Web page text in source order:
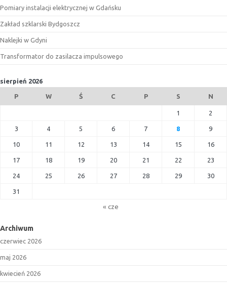
Pomiary instalacji elektrycznej w Gdańsku
Zakład szklarski Bydgoszcz
Naklejki w Gdyni
Transformator do zasilacza impulsowego
sierpień 2026
P W Ś C P S N
1 2
3 4 5 6 7 8 9
10 11 12 13 14 15 16
17 18 19 20 21 22 23
24 25 26 27 28 29 30
31
« cze
Archiwum
czerwiec 2026
maj 2026
kwiecień 2026